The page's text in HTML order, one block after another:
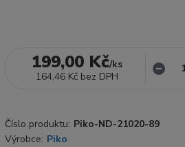
199,00 Kč/ks
164,46 Kč bez DPH
Číslo produktu: Piko-ND-21020-89
Výrobce: Piko